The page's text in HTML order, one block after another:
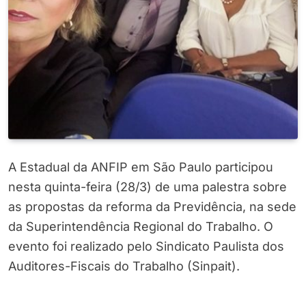
A Estadual da ANFIP em São Paulo participou
nesta quinta-feira (28/3) de uma palestra sobre
as propostas da reforma da Previdência, na sede
da Superintendência Regional do Trabalho. O
evento foi realizado pelo Sindicato Paulista dos
Auditores-Fiscais do Trabalho (Sinpait).